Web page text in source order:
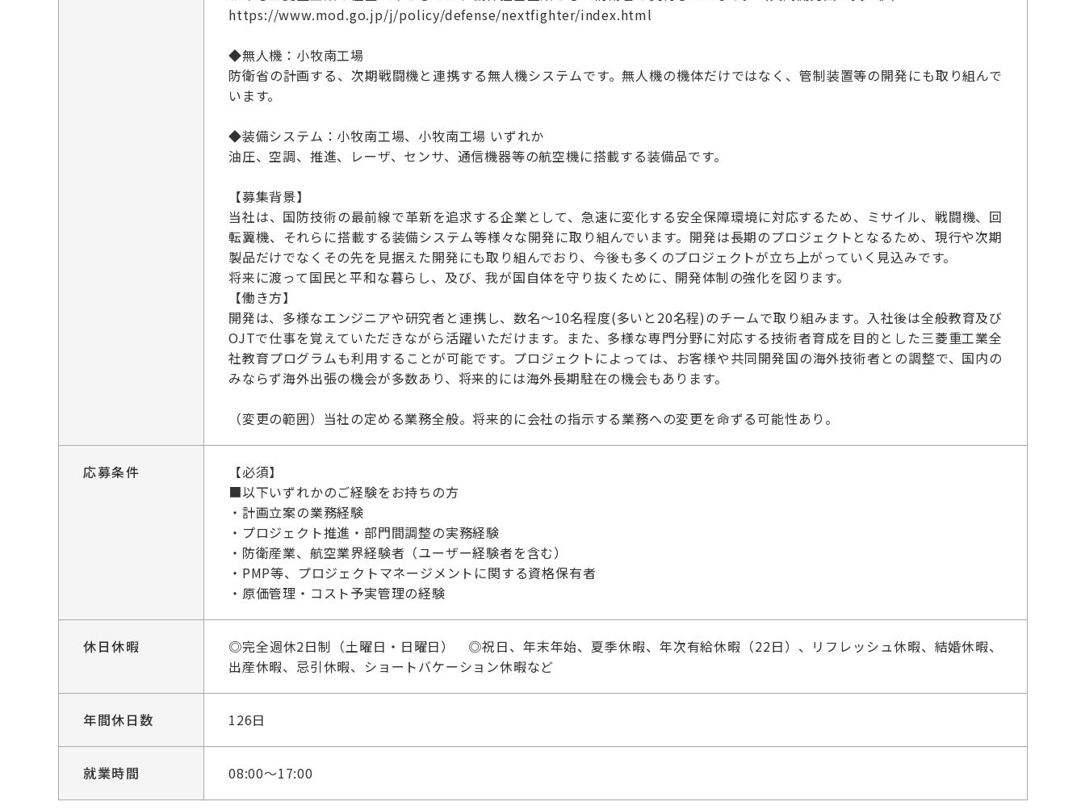
https://www.mod.go.jp/j/policy/defense/nextfighter/index.html
◆無人機：小牧南工場
防衛省の計画する、次期戦闘機と連携する無人機システムです。無人機の機体だけではなく、管制装置等の開発にも取り組んで
います。
◆装備システム：小牧南工場、小牧南工場 いずれか
油圧、空調、推進、レーザ、センサ、通信機器等の航空機に搭載する装備品です。
【募集背景】
当社は、国防技術の最前線で革新を追求する企業として、急速に変化する安全保障環境に対応するため、ミサイル、戦闘機、回
転翼機、それらに搭載する装備システム等様々な開発に取り組んでいます。開発は長期のプロジェクトとなるため、現行や次期
製品だけでなくその先を見据えた開発にも取り組んでおり、今後も多くのプロジェクトが立ち上がっていく見込みです。
将来に渡って国民と平和な暮らし、及び、我が国自体を守り抜くために、開発体制の強化を図ります。
【働き方】
開発は、多様なエンジニアや研究者と連携し、数名～10名程度(多いと20名程)のチームで取り組みます。入社後は全般教育及び
OJTで仕事を覚えていただきながら活躍いただけます。また、多様な専門分野に対応する技術者育成を目的とした三菱重工業全
社教育プログラムも利用することが可能です。プロジェクトによっては、お客様や共同開発国の海外技術者との調整で、国内の
みならず海外出張の機会が多数あり、将来的には海外長期駐在の機会もあります。
（変更の範囲）当社の定める業務全般。将来的に会社の指示する業務への変更を命ずる可能性あり。
応募条件
【必須】
■以下いずれかのご経験をお持ちの方
・計画立案の業務経験
・プロジェクト推進・部門間調整の実務経験
・防衛産業、航空業界経験者（ユーザー経験者を含む）
・PMP等、プロジェクトマネージメントに関する資格保有者
・原価管理・コスト予実管理の経験
休日休暇
◎完全週休2日制（土曜日・日曜日） ◎祝日、年末年始、夏季休暇、年次有給休暇（22日）、リフレッシュ休暇、結婚休暇、
出産休暇、忌引休暇、ショートバケーション休暇など
年間休日数 126日
就業時間 08:00～17:00